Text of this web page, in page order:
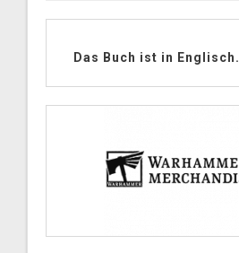
Das Buch ist in Englisch.